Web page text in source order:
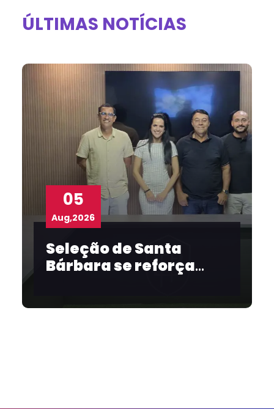
ÚLTIMAS NOTÍCIAS
05
Aug,2026
Seleção de Santa
Bárbara se reforça